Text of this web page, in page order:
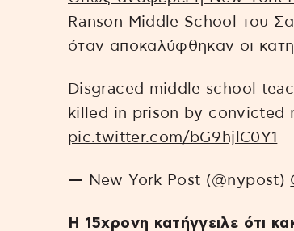
Ranson Middle School του
όταν αποκαλύφθηκαν οι
Disgraced middle school
killed in prison by convicted
pic.twitter.com/bG9hjlC0Y1
— New York Post (@nypost)
Η 15χρονη κατήγγειλε ότι